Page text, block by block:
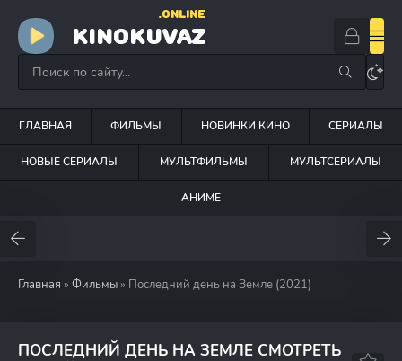
KINOKUVAZ
.ONLINE
ГЛАВНАЯ ФИЛЬМЫ НОВИНКИ КИНО СЕРИАЛЫ
НОВЫЕ СЕРИАЛЫ МУЛЬТФИЛЬМЫ МУЛЬТСЕРИАЛЫ
АНИМЕ
Главная » Фильмы » Последний день на Земле (2021)
ПОСЛЕДНИЙ ДЕНЬ НА ЗЕМЛЕ СМОТРЕТЬ